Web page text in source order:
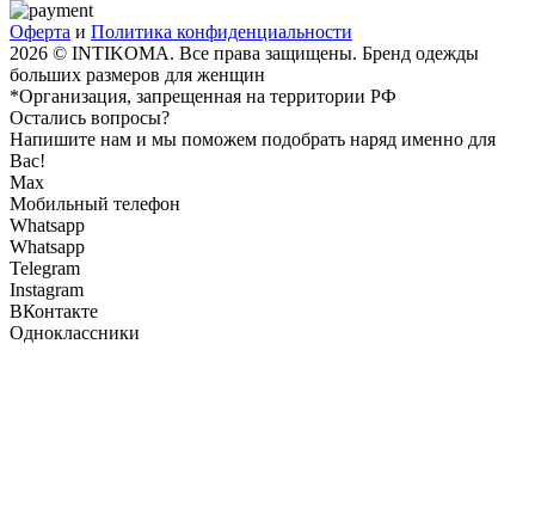
Оферта и Политика конфиденциальности
2026 © INTIKOMA. Все права защищены. Бренд одежды
больших размеров для женщин
*Организация, запрещенная на территории РФ
Остались вопросы?
Напишите нам и мы поможем подобрать наряд именно для
Вас!
Max
Мобильный телефон
Whatsapp
Whatsapp
Telegram
Instagram
ВКонтакте
Одноклассники